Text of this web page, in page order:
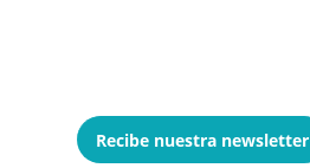
Recibe nuestra newsletter